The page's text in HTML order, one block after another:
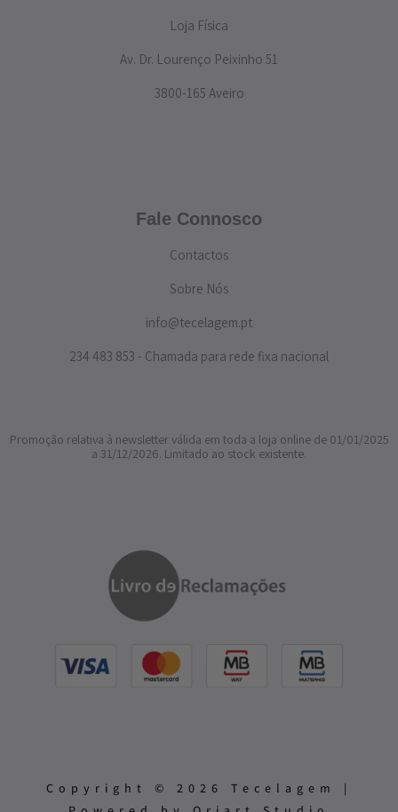
Loja Física
Av. Dr. Lourenço Peixinho 51
3800-165 Aveiro
Fale Connosco
Contactos
Sobre Nós
info@tecelagem.pt
234 483 853 - Chamada para rede fixa nacional
Promoção relativa à newsletter válida em toda a loja online de 01/01/2025
a 31/12/2026. Limitado ao stock existente.
Copyright © 2026 Tecelagem |